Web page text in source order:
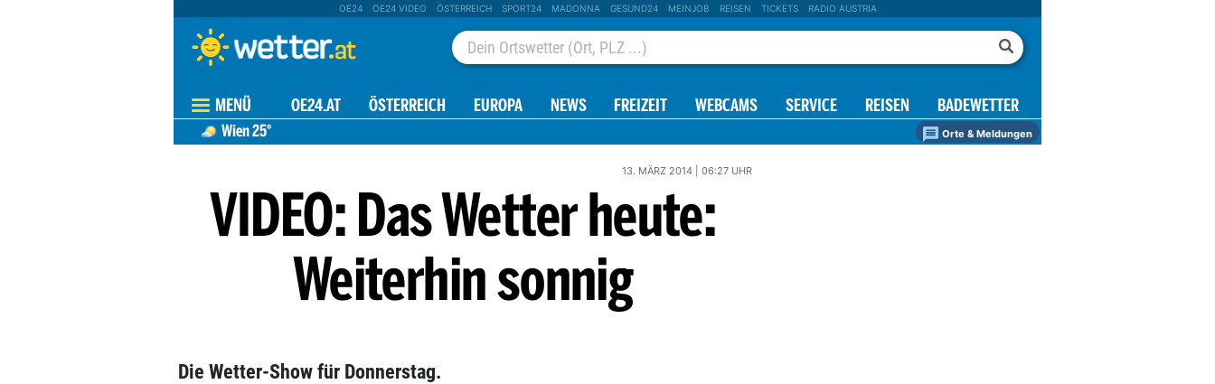
OE24 OE24 VIDEO ÖSTERREICH SPORT24 MADONNA GESUND24 MEINJOB REISEN TICKETS RADIO AUSTRIA
MENÜ OE24.AT ÖSTERREICH EUROPA NEWS FREIZEIT WEBCAMS SERVICE REISEN BADEWETTER
Wien25° Orte & Meldungen
13. MÄRZ 2014 | 06:27 UHR
VIDEO: Das Wetter heute:
Weiterhin sonnig
Die Wetter-Show für Donnerstag.